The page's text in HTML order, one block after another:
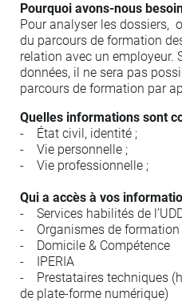
Pourquoi avons-nous
Pour analyser les dossiers,
du parcours de formation
relation avec un employeur.
données, il ne sera pas
parcours de formation par
Quelles informations sont
- État civil, identité ;
- Vie personnelle ;
- Vie professionnelle ;
Qui a accès à vos
- Services habilités de
- Organismes de formation
- Domicile & Compétence
- IPERIA
- Prestataires techniques
de plate-forme numérique)